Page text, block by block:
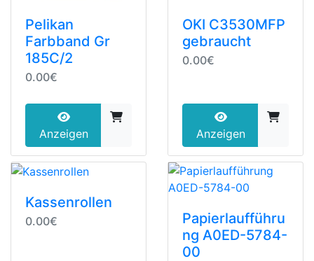
Pelikan
Farbband Gr
185C/2
0.00€
Anzeigen
OKI C3530MFP
gebraucht
0.00€
Anzeigen
Kassenrollen
0.00€
Papierlaufführu
ng A0ED-5784-
00